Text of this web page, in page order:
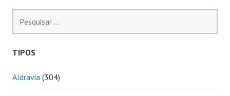
por:
TIPOS
Aldravia (304)